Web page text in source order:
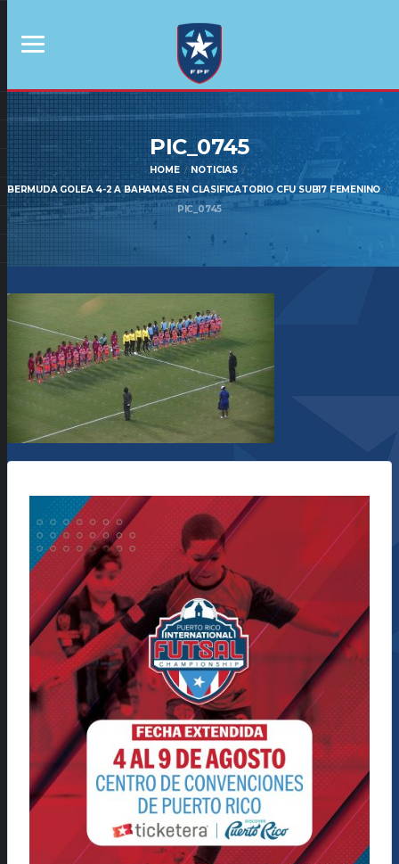
PIC_0745
HOME
NOTICIAS
BERMUDA GOLEA 4-2 A BAHAMAS EN CLASIFICATORIO CFU SUB17 FEMENINO
PIC_0745